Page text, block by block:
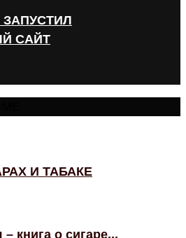
ЗАПУСТИЛ
САЙТ
И ТАБАКЕ
книга о сигаре...